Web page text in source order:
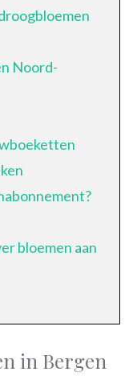
Noord-
bloemen aan
in Bergen